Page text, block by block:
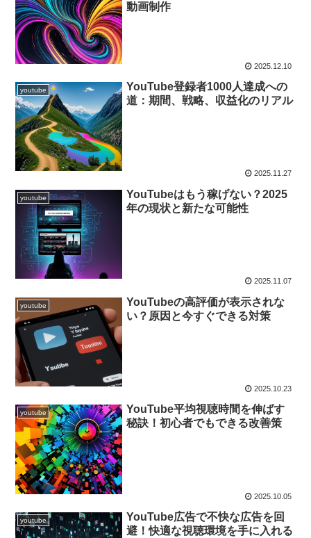
動画制作
2025.12.10
youtube
YouTube登録者1000人達成への
道：期間、戦略、収益化のリアル
2025.11.27
youtube
YouTubeはもう稼げない？2025
年の現状と新たな可能性
2025.11.07
youtube
YouTubeの高評価が表示されな
い？原因と今すぐできる対策
2025.10.23
youtube
YouTube平均視聴時間を伸ばす
秘訣！初心者でもできる改善策
2025.10.05
youtube
YouTube広告で不快な広告を回
避！快適な視聴環境を手に入れる